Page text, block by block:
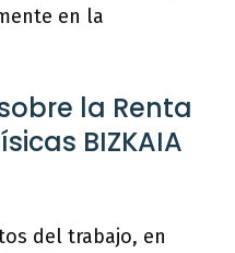
en la
la Renta
BIZKAIA
del trabajo, en